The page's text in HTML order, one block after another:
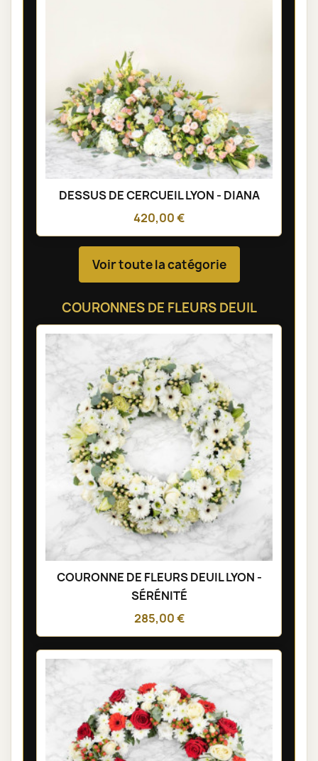
DESSUS DE CERCUEIL LYON - DIANA
420,00 €
Voir toute la catégorie
COURONNES DE FLEURS DEUIL
COURONNE DE FLEURS DEUIL LYON -
SÉRÉNITÉ
285,00 €